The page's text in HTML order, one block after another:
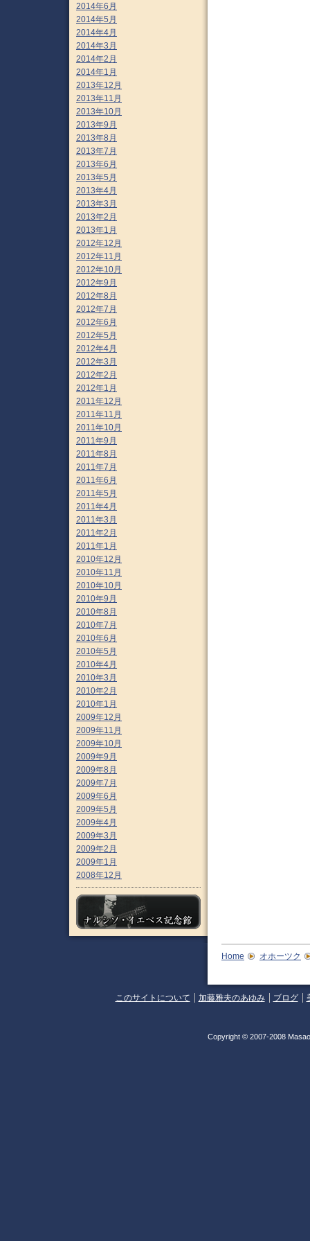
2014年6月
2014年5月
2014年4月
2014年3月
2014年2月
2014年1月
2013年12月
2013年11月
2013年10月
2013年9月
2013年8月
2013年7月
2013年6月
2013年5月
2013年4月
2013年3月
2013年2月
2013年1月
2012年12月
2012年11月
2012年10月
2012年9月
2012年8月
2012年7月
2012年6月
2012年5月
2012年4月
2012年3月
2012年2月
2012年1月
2011年12月
2011年11月
2011年10月
2011年9月
2011年8月
2011年7月
2011年6月
2011年5月
2011年4月
2011年3月
2011年2月
2011年1月
2010年12月
2010年11月
2010年10月
2010年9月
2010年8月
2010年7月
2010年6月
2010年5月
2010年4月
2010年3月
2010年2月
2010年1月
2009年12月
2009年11月
2009年10月
2009年9月
2009年8月
2009年7月
2009年6月
2009年5月
2009年4月
2009年3月
2009年2月
2009年1月
2008年12月
Home オホーツク
このサイトについて 加藤雅夫のあゆみ ブログ
Copyright © 2007-2008